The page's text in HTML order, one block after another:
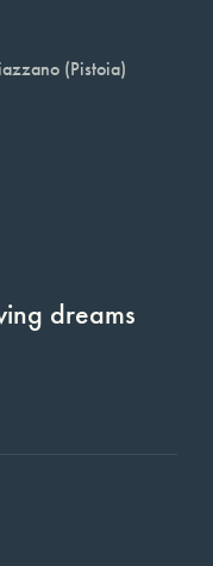
(Pistoia)
dreams